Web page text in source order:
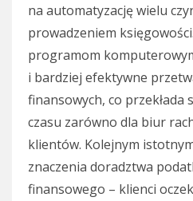
na automatyzację wielu
prowadzeniem
programom
i bardziej efektywne
finansowych, co przekłada
czasu zarówno dla biur
klientów. Kolejnym
znaczenia doradztwa
finansowego – klienci